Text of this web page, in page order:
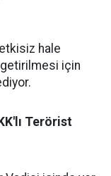
hale
için
Terörist